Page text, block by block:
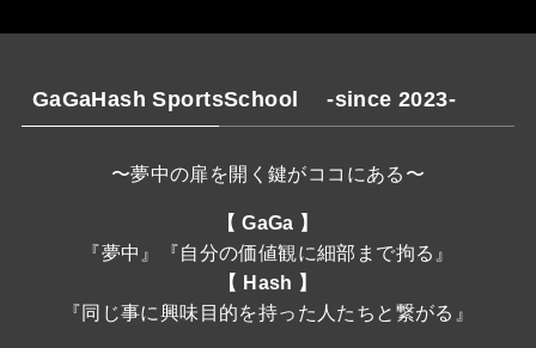
GaGaHash SportsSchool -since 2023-
〜夢中の扉を開く鍵がココにある〜
【 GaGa 】
『夢中』『自分の価値観に細部まで拘る』
【 Hash 】
『同じ事に興味目的を持った人たちと繋がる』